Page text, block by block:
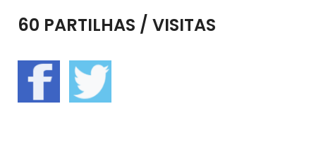
60 PARTILHAS / VISITAS